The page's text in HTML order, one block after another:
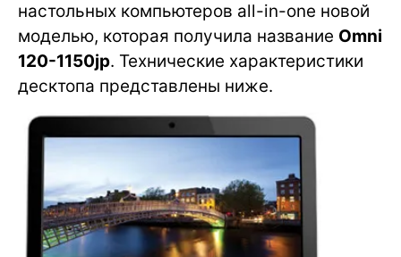
настольных компьютеров all-in-one новой
моделью, которая получила название Omni
120-1150jp. Технические характеристики
десктопа представлены ниже.